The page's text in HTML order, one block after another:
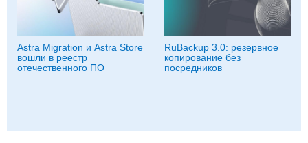
Astra Migration и Astra Store
вошли в реестр
отечественного ПО
RuBackup 3.0: резервное
копирование без
посредников